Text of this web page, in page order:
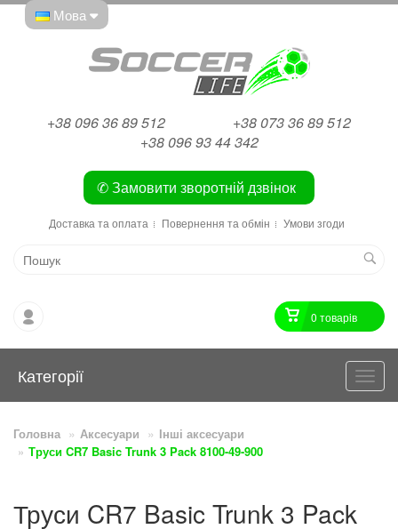
Мова
+38 096 36 89 512
+38 073 36 89 512
+38 096 93 44 342
✆ Замовити зворотній дзвінок
Доставка та оплата Повернення та обмін Умови згоди
0 товарiв
Категорії
Головна Аксесуари
Інші аксесуари
Труси CR7 Basic Trunk 3 Pack 8100-49-900
Труси CR7 Basic Trunk 3 Pack